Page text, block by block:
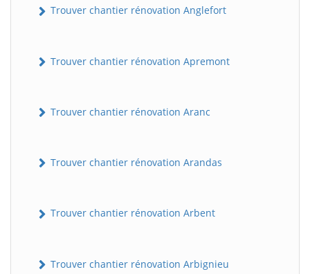
Trouver chantier rénovation Anglefort
Trouver chantier rénovation Apremont
Trouver chantier rénovation Aranc
Trouver chantier rénovation Arandas
Trouver chantier rénovation Arbent
Trouver chantier rénovation Arbignieu